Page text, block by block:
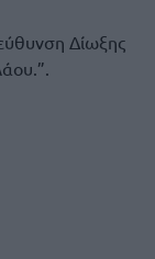
Δίωξης